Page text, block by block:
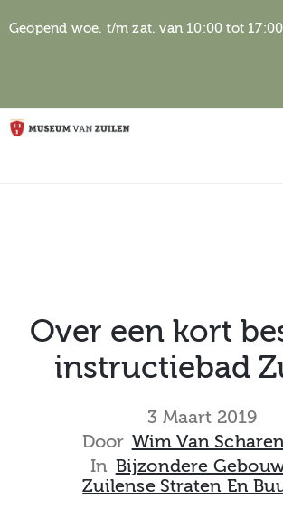
Geopend woe. t/m zat. van 10:00 tot
Home
Over het
Over een kort
instructiebad
3 Maart 2019
Door Wim Van
In Bijzondere
Zuilense Straten En
Algemene